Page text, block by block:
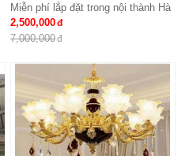
Miễn phí lắp đặt trong nội thành Hà
Nội
Giao hàng toàn quốc
Kích thước: Phi 900*H650, 15 tay
2,500,000
7,000,000